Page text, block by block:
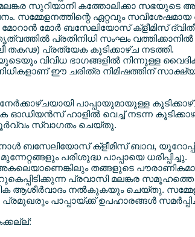
സുറിയാനി കത്തോലിക്കാ സഭയുടെ
സമ്മേളനത്തിന്റെ ഏറ്റവും
മോര്‍ ബസേലിയോസ് ക്ളീമിസ്
പ്രതിനിധി സംഘം
തകഢ) പ്രത്യേക കൂടിക്കാഴ്ച നടത്തി.
വിവിധ ഭാഗങ്ങളില്‍ നിന്നുള്ള
ഈ ചരിത്ര നിമിഷത്തിന്
പാപ്പായുമായുള്ള
ഓഡിയന്‍സ് ഹാളില്‍ വെച്ച് നടന്ന
സ്വാഗതം ചെയ്തു.
ബസേലിയോസ് ക്ളീമിസ് ബാവ,
പരിശുദ്ധ പാപ്പായെ ധരിപ്പിച്ചു.
തങ്ങളുടെ
പ്രവാസി മലങ്കര സമൂഹത്തെ
ആശീര്‍വാദം നല്‍കുകയും ചെയ്തു.
പാപ്പായ്ക്ക് ഉപഹാരങ്ങള്‍